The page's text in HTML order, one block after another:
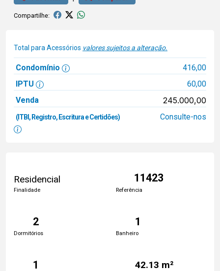
Compartilhe:
Total para Acessórios valores sujeitos a alteração.
Condomínio
416,00
IPTU
60,00
Venda
245.000,00
(ITBI, Registro, Escritura e Certidões) Consulte-nos
Residencial
Finalidade
11423
Referência
2
Dormitórios
1
Banheiro
1 42.13 m²